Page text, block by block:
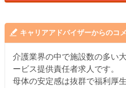
キャリアアドバイザーからのコ
介護業界の中で施設数の多い
ービス提供責任者求人です。
母体の安定感は抜群で福利厚